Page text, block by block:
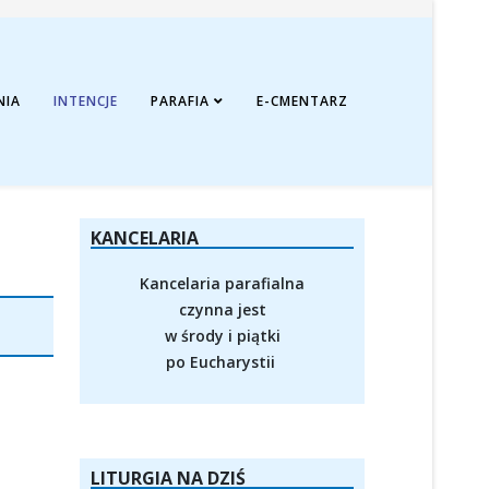
INTENCJE PARAFIA E-CMENTARZ
KANCELARIA
Kancelaria parafialna
czynna jest
w środy i piątki
po Eucharystii
LITURGIA NA DZIŚ